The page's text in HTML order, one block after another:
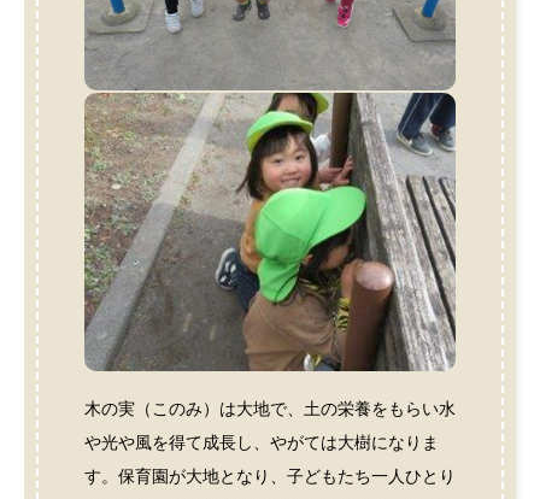
木の実（このみ）は大地で、土の栄養をもらい水
や光や風を得て成長し、やがては大樹になりま
す。保育園が大地となり、子どもたち一人ひとり